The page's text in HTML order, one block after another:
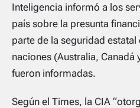
Inteligencia informó a los
país sobre la presunta
parte de la seguridad
naciones (Australia, Canadá
fueron informadas.
Según el Times, la CIA